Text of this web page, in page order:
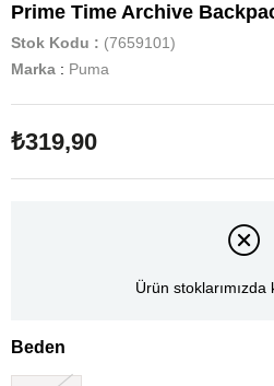
Prime Time Archive
Stok Kodu
(7659101)
Marka : Puma
₺319,90
Ürün stoklarımızda
Beden